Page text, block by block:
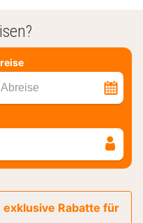
Abreise
Rabatte für